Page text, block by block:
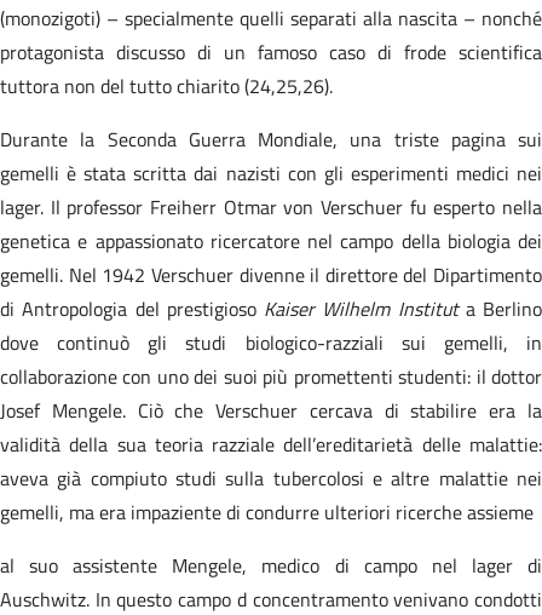
(monozigoti) – specialmente quelli separati alla nascita – nonché
protagonista discusso di un famoso caso di frode scientifica
tuttora non del tutto chiarito (24,25,26).
Durante la Seconda Guerra Mondiale, una triste pagina sui
gemelli è stata scritta dai nazisti con gli esperimenti medici nei
lager. Il professor Freiherr Otmar von Verschuer fu esperto nella
genetica e appassionato ricercatore nel campo della biologia dei
gemelli. Nel 1942 Verschuer divenne il direttore del Dipartimento
di Antropologia del prestigioso Kaiser Wilhelm Instituta Berlino
dove continuò gli studi biologico-razziali sui gemelli, in
collaborazione con uno dei suoi più promettenti studenti: il dottor
Josef Mengele. Ciò che Verschuer cercava di stabilire era la
validità della sua teoria razziale dell’ereditarietà delle malattie:
aveva già compiuto studi sulla tubercolosi e altre malattie nei
gemelli, ma era impaziente di condurre ulteriori ricerche assieme
al suo assistente Mengele, medico di campo nel lager di
Auschwitz. In questo campo d concentramento venivano condotti